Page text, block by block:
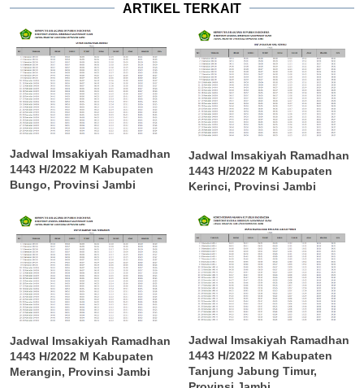
ARTIKEL TERKAIT
Jadwal Imsakiyah Ramadhan
1443 H/2022 M Kabupaten
Bungo, Provinsi Jambi
Jadwal Imsakiyah Ramadhan
1443 H/2022 M Kabupaten
Kerinci, Provinsi Jambi
Jadwal Imsakiyah Ramadhan
1443 H/2022 M Kabupaten
Merangin, Provinsi Jambi
Jadwal Imsakiyah Ramadhan
1443 H/2022 M Kabupaten
Tanjung Jabung Timur,